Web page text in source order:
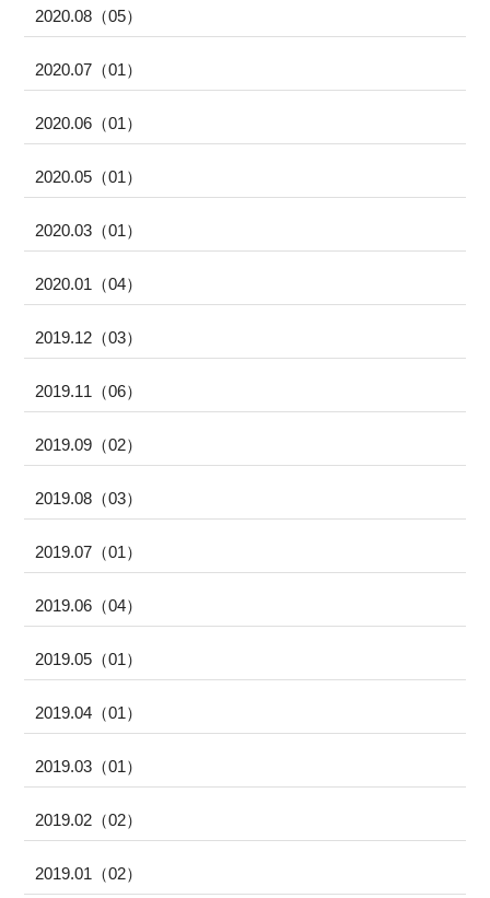
2020.08（05）
2020.07（01）
2020.06（01）
2020.05（01）
2020.03（01）
2020.01（04）
2019.12（03）
2019.11（06）
2019.09（02）
2019.08（03）
2019.07（01）
2019.06（04）
2019.05（01）
2019.04（01）
2019.03（01）
2019.02（02）
2019.01（02）